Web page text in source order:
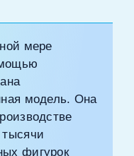
мере
модель. Она
фигурок